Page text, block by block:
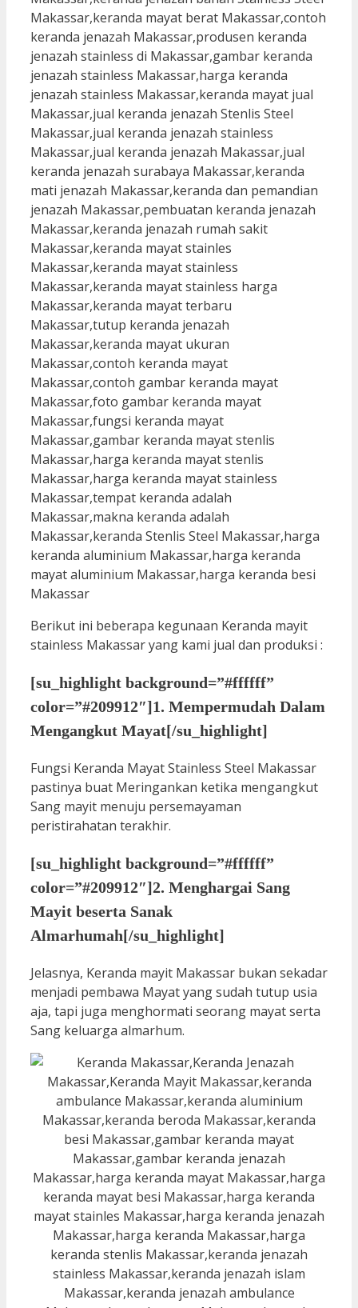
Berikut ini beberapa kegunaan Keranda mayit
stainless Makassar yang kami jual dan produksi :
[su_highlight background=”#ffffff”
color=”#209912″]1. Mempermudah Dalam
Mengangkut Mayat[/su_highlight]
Fungsi Keranda Mayat Stainless Steel Makassar
pastinya buat Meringankan ketika mengangkut
Sang mayit menuju persemayaman
peristirahatan terakhir.
[su_highlight background=”#ffffff”
color=”#209912″]2. Menghargai Sang
Mayit beserta Sanak
Almarhumah[/su_highlight]
Jelasnya, Keranda mayit Makassar bukan sekadar
menjadi pembawa Mayat yang sudah tutup usia
aja, tapi juga menghormati seorang mayat serta
Sang keluarga almarhum.